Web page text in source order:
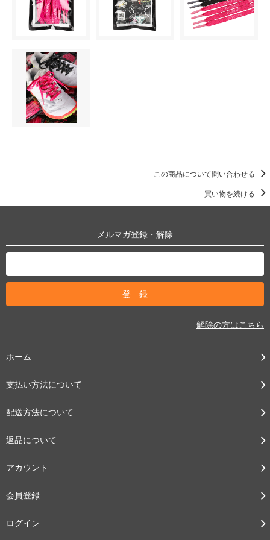
この商品について問い合わせる
買い物を続ける
メルマガ登録・解除
解除の方はこちら
ホーム
支払い方法について
配送方法について
返品について
アカウント
会員登録
ログイン